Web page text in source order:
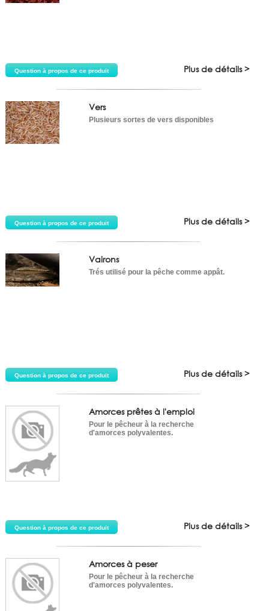
Question à propos de ce produit Plus de détails >
Vers
Plusieurs sortes de vers disponibles
Question à propos de ce produit Plus de détails >
Vairons
Trés utilisé pour la pêche comme appât.
Question à propos de ce produit Plus de détails >
Amorces prêtes à l'emploi
Pour le pêcheur à la recherche
d'amorces polyvalentes.
Question à propos de ce produit Plus de détails >
Amorces à peser
Pour le pêcheur à la recherche
d'amorces polyvalentes.